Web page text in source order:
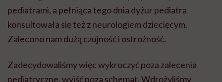
Jakie było ryzyko?
Mogliśmy spowodować krwotok śródmózgowy albo
pokarmowego czy dróg moczowych.